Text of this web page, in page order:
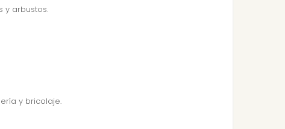
y arbustos.
y bricolaje.